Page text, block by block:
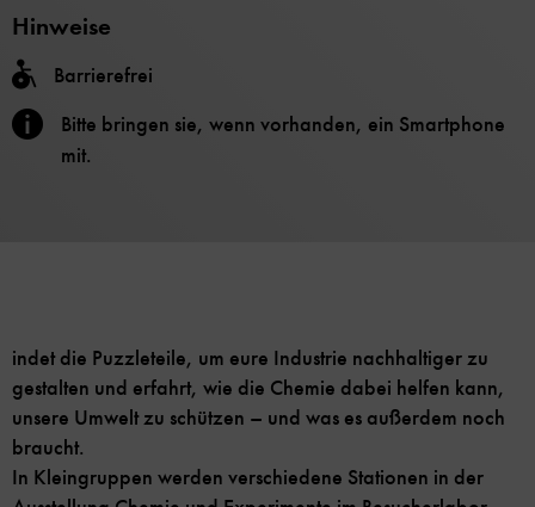
Hinweise
Barrierefrei
Bitte bringen sie, wenn vorhanden, ein Smartphone
mit.
indet die Puzzleteile, um eure Industrie nachhaltiger zu
gestalten und erfahrt, wie die Chemie dabei helfen kann,
unsere Umwelt zu schützen – und was es außerdem noch
braucht.
In Kleingruppen werden verschiedene Stationen in der